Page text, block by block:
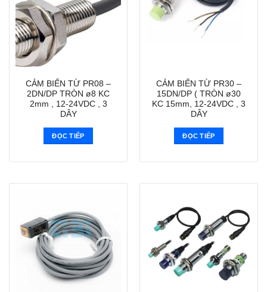
CẢM BIẾN TỪ PR08 –
2DN/DP TRÒN ø8 KC
2mm , 12-24VDC , 3
DÂY
ĐỌC TIẾP
CẢM BIẾN TỪ PR30 –
15DN/DP ( TRÒN ø30
KC 15mm, 12-24VDC , 3
DÂY
ĐỌC TIẾP